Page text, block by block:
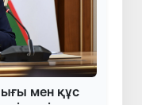
мен құс